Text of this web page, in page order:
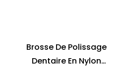
Brosse De Polissage
Dentaire En Nylon